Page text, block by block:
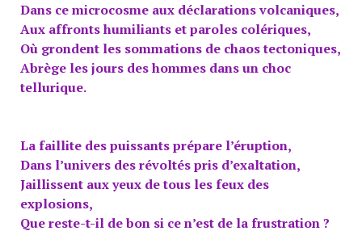
Dans ce microcosme aux déclarations volcaniques,
Aux affronts humiliants et paroles colériques,
Où grondent les sommations de chaos tectoniques,
Abrège les jours des hommes dans un choc
tellurique.
La faillite des puissants prépare l’éruption,
Dans l’univers des révoltés pris d’exaltation,
Jaillissent aux yeux de tous les feux des
explosions,
Que reste-t-il de bon si ce n’est de la frustration ?